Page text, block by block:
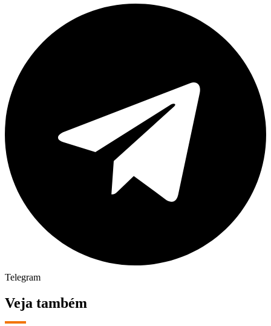
Telegram
Veja também